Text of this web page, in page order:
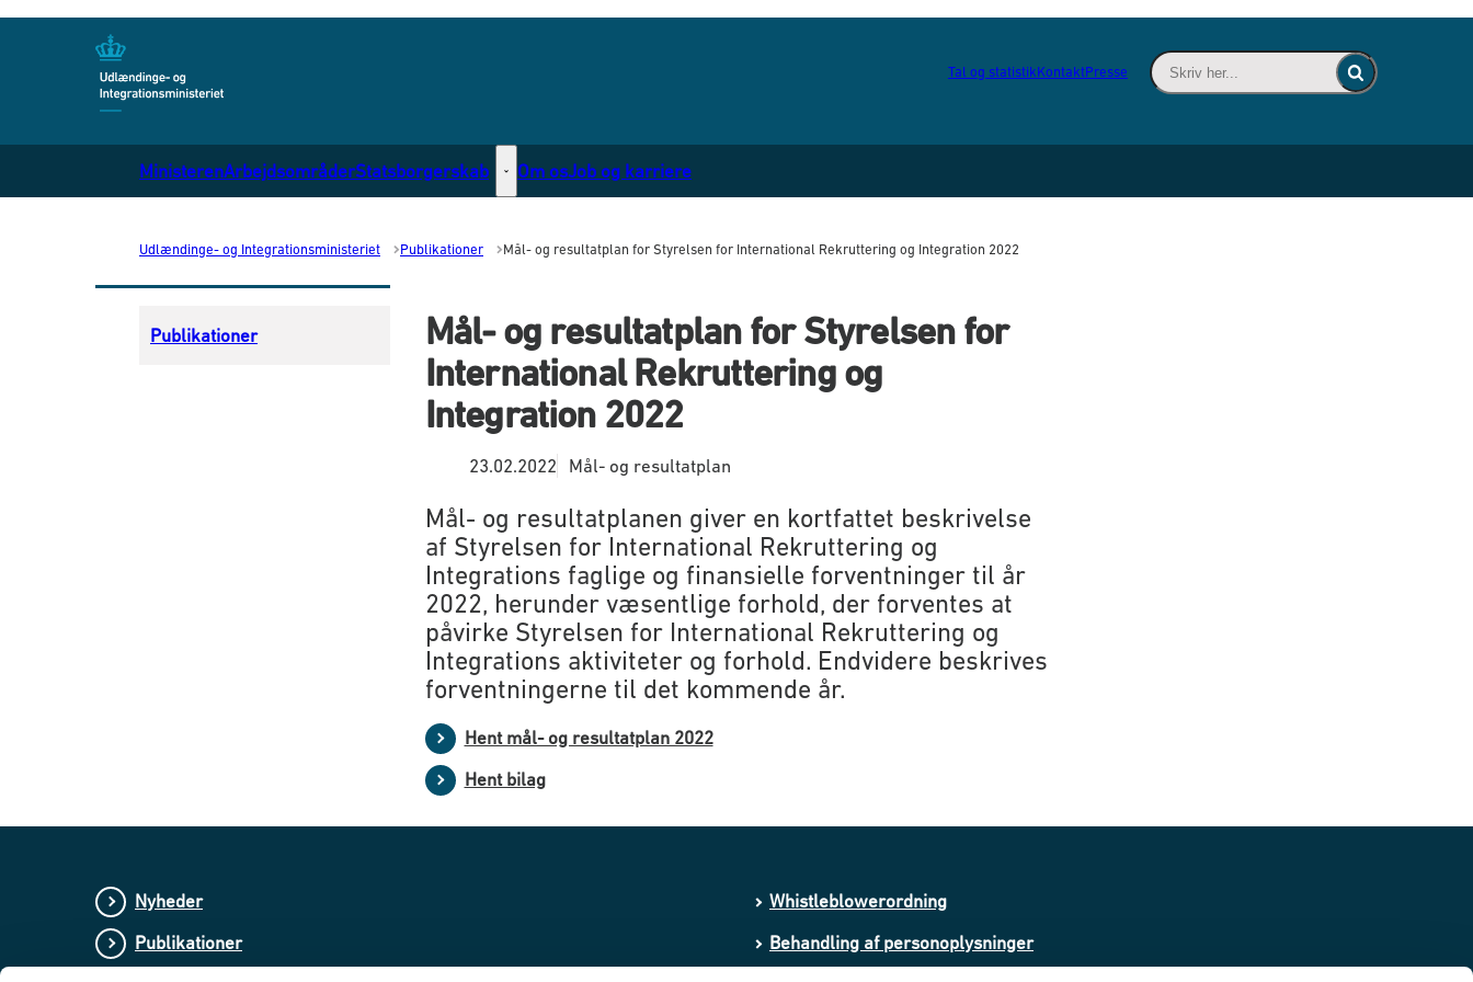
Tal og statistikKontaktPresse
Skriv her... - Indsæt søgeord for at søge
Fold søgefelt ind
MinisterenArbejdsområderStatsborgerskab Statsborgerskab - Flere links
Om osJob og karriere
Udlændinge- og Integrationsministeriet Publikationer Mål- og resultatplan for Styrelsen for International Rekruttering og Integration 2022
Publikationer
Mål- og resultatplan for Styrelsen for
International Rekruttering og
Integration 2022
23.02.2022 Mål- og resultatplan
Mål- og resultatplanen giver en kortfattet beskrivelse
af Styrelsen for International Rekruttering og
Integrations faglige og finansielle forventninger til år
2022, herunder væsentlige forhold, der forventes at
påvirke Styrelsen for International Rekruttering og
Integrations aktiviteter og forhold. Endvidere beskrives
forventningerne til det kommende år.
Hent mål- og resultatplan 2022
Hent bilag
Nyheder
Publikationer
Whistleblowerordning
Behandling af personoplysninger